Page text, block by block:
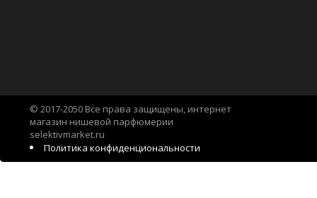
© 2017-2050 Все права защищены, интернет
магазин нишевой парфюмерии
selektivmarket.ru
Политика конфиденциональности